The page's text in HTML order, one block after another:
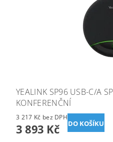
YEALINK SP96 USB-C/A
KONFERENČNÍ
3 217 Kč bez DPH
3 893 Kč